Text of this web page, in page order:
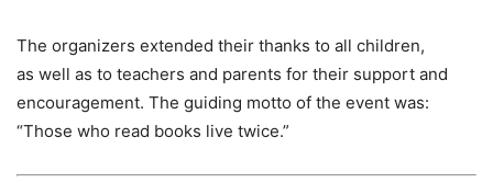
The organizers extended their thanks to all children,
as well as to teachers and parents for their support and
encouragement. The guiding motto of the event was:
“Those who read books live twice.”